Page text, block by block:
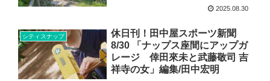
2025.08.30
シティスナップ
休日刊！田中屋スポーツ新聞
8/30 「ナップス座間にアップガ
レージ 倖田來未と武藤敬司 吉
祥寺の女」編集/田中宏明